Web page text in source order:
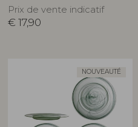
Prix de vente indicatif
€ 17,90
NOUVEAUTÉ